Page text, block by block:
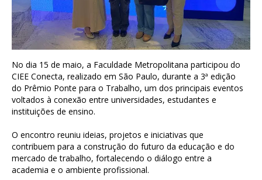
No dia 15 de maio, a Faculdade Metropolitana participou do
CIEE Conecta, realizado em São Paulo, durante a 3ª edição
do Prêmio Ponte para o Trabalho, um dos principais eventos
voltados à conexão entre universidades, estudantes e
instituições de ensino.
O encontro reuniu ideias, projetos e iniciativas que
contribuem para a construção do futuro da educação e do
mercado de trabalho, fortalecendo o diálogo entre a
academia e o ambiente profissional.